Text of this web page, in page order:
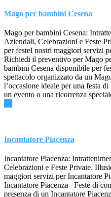
Mago per bambini Cesena
Mago per bambini Cesena:
Aziendali, Celebrazioni e Feste
per festeI nostri maggiori servizi
Richiedi il preventivo per Mago
bambini Cesena disponibile per
spettacolo organizzato da un
l’occasione ideale per una festa
un evento o una ricorrenza
Incantatore Piacenza
Incantatore Piacenza:
Celebrazioni e Feste Private.
maggiori servizi per Incantatore
Incantatore Piacenza Feste di
presenza di un Incantatore